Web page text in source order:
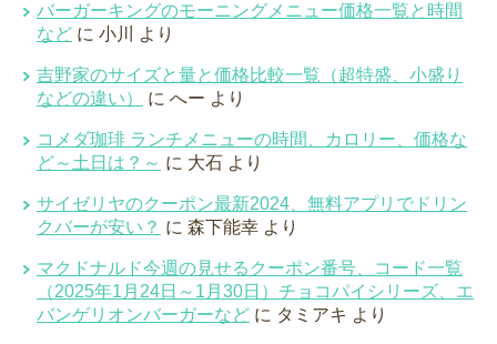
バーガーキングのモーニングメニュー価格一覧と時間
など に 小川 より
吉野家のサイズと量と価格比較一覧（超特盛、小盛り
などの違い）
に へー より
コメダ珈琲 ランチメニューの時間、カロリー、価格な
ど～土日は？～ に 大石 より
サイゼリヤのクーポン最新2024、無料アプリでドリン
クバーが安い？ に 森下能幸 より
マクドナルド今週の見せるクーポン番号、コード一覧
（2025年1月24日～1月30日）チョコパイシリーズ、エ
バンゲリオンバーガーなど に タミアキ より